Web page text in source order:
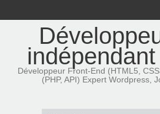
Développeur Front-End (HTML5,
(PHP, API) Expert Wordpress,